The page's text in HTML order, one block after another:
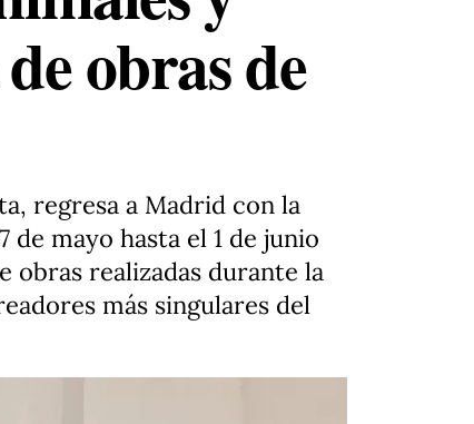
obras de
regresa a Madrid con la
de mayo hasta el 1 de junio
obras realizadas durante la
más singulares del